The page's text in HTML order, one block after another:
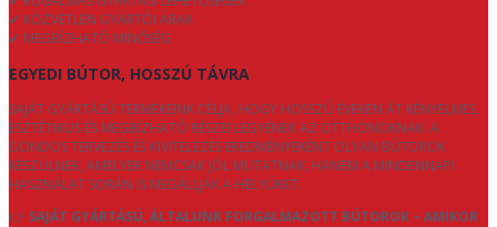
✔ KÖZVETLEN GYÁRTÓI ÁRAK
✔ MEGBÍZHATÓ MINŐSÉG
EGYEDI BÚTOR, HOSSZÚ TÁVRA
SAJÁT GYÁRTÁSÚ TERMÉKEINK CÉLJA, HOGY HOSSZÚ ÉVEKEN ÁT KÉNYELMES,
ESZTÉTIKUS ÉS MEGBÍZHATÓ RÉSZEI LEGYENEK AZ OTTHONOKNAK. A
GONDOS TERVEZÉS ÉS KIVITELEZÉS EREDMÉNYEKÉNT OLYAN BÚTOROK
KÉSZÜLNEK, AMELYEK NEMCSAK JÓL MUTATNAK, HANEM A MINDENNAPI
HASZNÁLAT SORÁN IS MEGÁLLJÁK A HELYÜKET.
👉 SAJÁT GYÁRTÁSÚ, ÁLTALUNK FORGALMAZOTT BÚTOROK – AMIKOR